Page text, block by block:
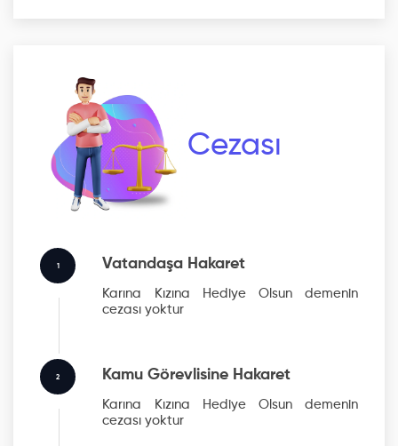
Cezası
1 Vatandaşa Hakaret
Karına Kızına Hediye Olsundemenin
cezası yoktur
2 Kamu Görevlisine Hakaret
Karına Kızına Hediye Olsundemenin
cezası yoktur